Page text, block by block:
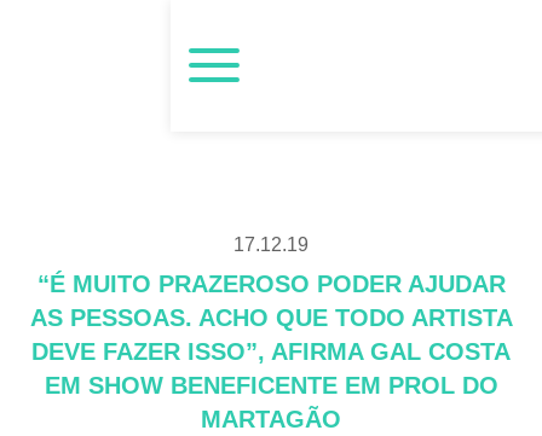
17.12.19
“É MUITO PRAZEROSO PODER AJUDAR
AS PESSOAS. ACHO QUE TODO ARTISTA
DEVE FAZER ISSO”, AFIRMA GAL COSTA
EM SHOW BENEFICENTE EM PROL DO
MARTAGÃO